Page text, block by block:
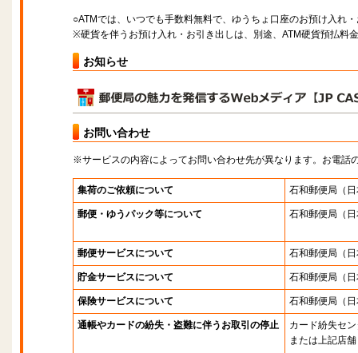
○ATMでは、いつでも手数料無料で、ゆうちょ口座のお預け入れ
※硬貨を伴うお預け入れ・お引き出しは、別途、ATM硬貨預払料
お知らせ
お問い合わせ
※サービスの内容によってお問い合わせ先が異なります。お電話
集荷のご依頼について 石和郵便局 （
郵便・ゆうパック等について 石和郵便局 （
郵便サービスについて 石和郵便局 （
貯金サービスについて 石和郵便局 （
保険サービスについて 石和郵便局 （
通帳やカードの紛失・盗難に伴うお取引の停止
カード紛失セ
または上記店舗